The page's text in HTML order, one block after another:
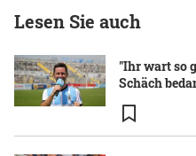
Lesen Sie auch
"Ihr wart so
Schäch